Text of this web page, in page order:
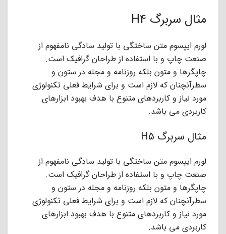
مثال سربرگ H4
لورم ایپسوم متن ساختگی با تولید سادگی نامفهوم از
صنعت چاپ و با استفاده از طراحان گرافیک است.
چاپگرها و متون بلکه روزنامه و مجله در ستون و
سطرآنچنان که لازم است و برای شرایط فعلی تکنولوژی
مورد نیاز و کاربردهای متنوع با هدف بهبود ابزارهای
کاربردی می باشد.
مثال سربرگ H5
لورم ایپسوم متن ساختگی با تولید سادگی نامفهوم از
صنعت چاپ و با استفاده از طراحان گرافیک است.
چاپگرها و متون بلکه روزنامه و مجله در ستون و
سطرآنچنان که لازم است و برای شرایط فعلی تکنولوژی
مورد نیاز و کاربردهای متنوع با هدف بهبود ابزارهای
کاربردی می باشد.